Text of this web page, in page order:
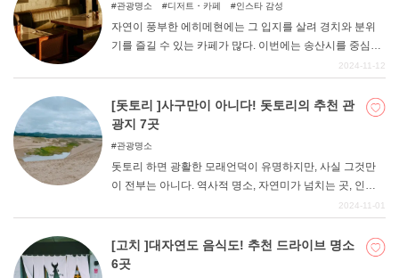
관광명소 디저트・카페 인스타 감성
자연이 풍부한 에히메현에는 그 입지를 살려 경치와 분위
기를 즐길 수 있는 카페가 많다. 이번에는 송산시를 중심으
로 동예, 중예, 남예 지역의 추천 카페를 소개한다. 이 글을
2024-11-12
[돗토리 ]사구만이 아니다! 돗토리의 추천 관
광지 7곳
관광명소
돗토리 하면 광활한 모래언덕이 유명하지만, 사실 그것만
이 전부는 아니다. 역사적 명소, 자연미가 넘치는 곳, 인기
만화의 세계관을 즐길 수 있는 곳 등 남녀노소 누구나 즐길
니다! "돗토리의 매력을 엄선하여 소개합니다! 다음 여행 계
획을 세울 때 꼭 참고해 보시기 바랍니다.
2024-11-01
[고치 ]대자연도 음식도! 추천 드라이브 명소
6곳